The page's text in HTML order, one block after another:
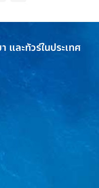
และทัวร์ในประเทศ